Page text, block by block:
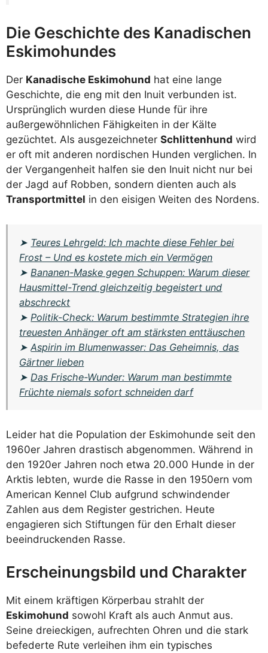
Die Geschichte des Kanadischen
Eskimohundes
Der Kanadische Eskimohund hat eine lange
Geschichte, die eng mit den Inuit verbunden ist.
Ursprünglich wurden diese Hunde für ihre
außergewöhnlichen Fähigkeiten in der Kälte
gezüchtet. Als ausgezeichneter Schlittenhund wird
er oft mit anderen nordischen Hunden verglichen. In
der Vergangenheit halfen sie den Inuit nicht nur bei
der Jagd auf Robben, sondern dienten auch als
Transportmittel in den eisigen Weiten des Nordens.
➤ Teures Lehrgeld: Ich machte diese Fehler bei
Frost – Und es kostete mich ein Vermögen
➤ Bananen-Maske gegen Schuppen: Warum dieser
Hausmittel-Trend gleichzeitig begeistert und
abschreckt
➤ Politik-Check: Warum bestimmte Strategien ihre
treuesten Anhänger oft am stärksten enttäuschen
➤Aspirin im Blumenwasser: Das Geheimnis, das
Gärtner lieben
➤ Das Frische-Wunder: Warum man bestimmte
Früchte niemals sofort schneiden darf
Leider hat die Population der Eskimohunde seit den
1960er Jahren drastisch abgenommen. Während in
den 1920er Jahren noch etwa 20.000 Hunde in der
Arktis lebten, wurde die Rasse in den 1950ern vom
American Kennel Club aufgrund schwindender
Zahlen aus dem Register gestrichen. Heute
engagieren sich Stiftungen für den Erhalt dieser
beeindruckenden Rasse.
Erscheinungsbild und Charakter
Mit einem kräftigen Körperbau strahlt der
Eskimohund sowohl Kraft als auch Anmut aus.
Seine dreieckigen, aufrechten Ohren und die stark
befederte Rute verleihen ihm ein typisches